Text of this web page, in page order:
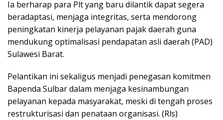
Ia berharap para Plt yang baru dilantik dapat segera
beradaptasi, menjaga integritas, serta mendorong
peningkatan kinerja pelayanan pajak daerah guna
mendukung optimalisasi pendapatan asli daerah (PAD)
Sulawesi Barat.
Pelantikan ini sekaligus menjadi penegasan komitmen
Bapenda Sulbar dalam menjaga kesinambungan
pelayanan kepada masyarakat, meski di tengah proses
restrukturisasi dan penataan organisasi. (Rls)